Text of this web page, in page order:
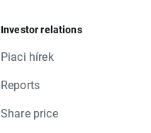
Investor relations
Piaci hírek
Reports
Share price